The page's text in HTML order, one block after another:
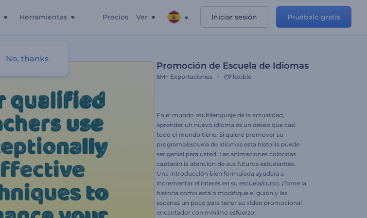
Herramientas Precios Ver Iniciar sesión Pruébalo gratis
Promoción de Escuela de Idiomas
6M+ Exportaciones Flexible
En el mundo multilenguaje de la actualidad,
aprender un nuevo idioma es un deseo que casi
todo el mundo tiene. Si quiere promover su
programa/escuela de idiomas esta historia puede
ser genial para usted. Las animaciones coloridas
captarán la atención de sus futuros estudiantes.
Una introducción bien formulada ayudará a
incrementar el interés en su escuela/curso. ¡Tome la
historia como está o modifique el guión y las
escenas un poco para tener su video promocional
encantador con mínimo esfuerzo!
No, thanks